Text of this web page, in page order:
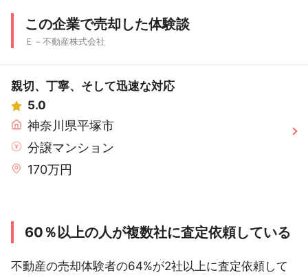
この企業で売却した体験談
Ｅ－不動産株式会社
親切、丁寧、そして迅速な対応
5.0
神奈川県平塚市
分譲マンション
170万円
60％以上の人が複数社に査定依頼している
不動産の売却体験者の64%が2社以上に査定依頼して